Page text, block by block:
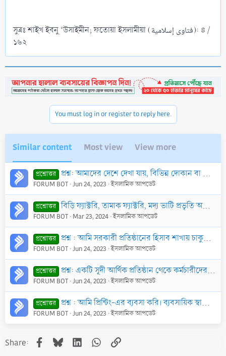
সুত্রঃ শাইখ ইবনু ‘উসাইমীন; ফতোয়া ইসলামীয়া (فتاوى إسلامية): ৪ /
১৬২
You must log in or register to reply here.
Similar content Most view View more
প্রশ্নোত্তর প্রশ্ন: আমাদের দেশে দেখা যায়, বিভিন্ন দোকান বা ব্যাবসায়িক প্রতিষ্ঠানের নাম ‘বিসমিল্লাহ’ শব্দের দ্বারা রাখা হয়। এটা কি ঠিক?
FORUM BOT Jun 24, 2023 ইসলামিক আপডেট
প্রশ্নোত্তর বিড়ি ফ্যাক্টরি, তামাক ফ্যাক্টরি, মদ্য ভাটি প্রভৃতি অবৈধ ব্যবসা ও প্রতিষ্ঠানের মালিকরা হজ্জ করতে আসে। তাদের হজ্জ কি শুদ্ধ হয়?
FORUM BOT Mar 23, 2024 ইসলামিক আপডেট
প্রশ্নোত্তর প্রশ্ন : আমি সরকারী প্রতিষ্ঠানের হিসাব শাখায় চাকুরীরত। মূল দায়িত্ব না হ’লেও এর পাশাপাশি আমাকে প্রভিডেন্ট ফান্ড সংক্রান্ত কাজও করতে হয়। এমতাবস্থায় এ চা
FORUM BOT Jun 24, 2023 ইসলামিক আপডেট
প্রশ্নোত্তর প্রশ্ন: একটি সূদী আর্থিক প্রতিষ্ঠান থেকে কর্মচারীদের প্রতিষ্ঠানের খরচে প্রতিবছর হজ্জে পাঠানো হয়। উক্ত অর্থ দিয়ে হজ্জ করলে তা কবুলযোগ্য হবে কি?
FORUM BOT Jun 24, 2023 ইসলামিক আপডেট
প্রশ্নোত্তর প্রশ্ন : আমি প্রিন্টিং-এর ব্যবসা করি। ব্যবসায়িক স্বার্থে আমাকে বিভিন্ন প্রতিষ্ঠানের শিরক-বিদ‘আত, হারাম-হালাল ইত্যাদি কার্যাবলীর পোস্টার, দাওয়াতকার্ড ই
FORUM BOT Jun 24, 2023 ইসলামিক আপডেট
Share: Facebook
BlueskyLinkedInWhatsApp
Link